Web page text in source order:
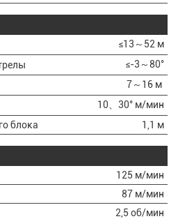
≤13～52 м
≤-3～80°
7～16 м
10、30° м/мин
блока
1,1 м
125 м/мин
87 м/мин
2,5 об/мин